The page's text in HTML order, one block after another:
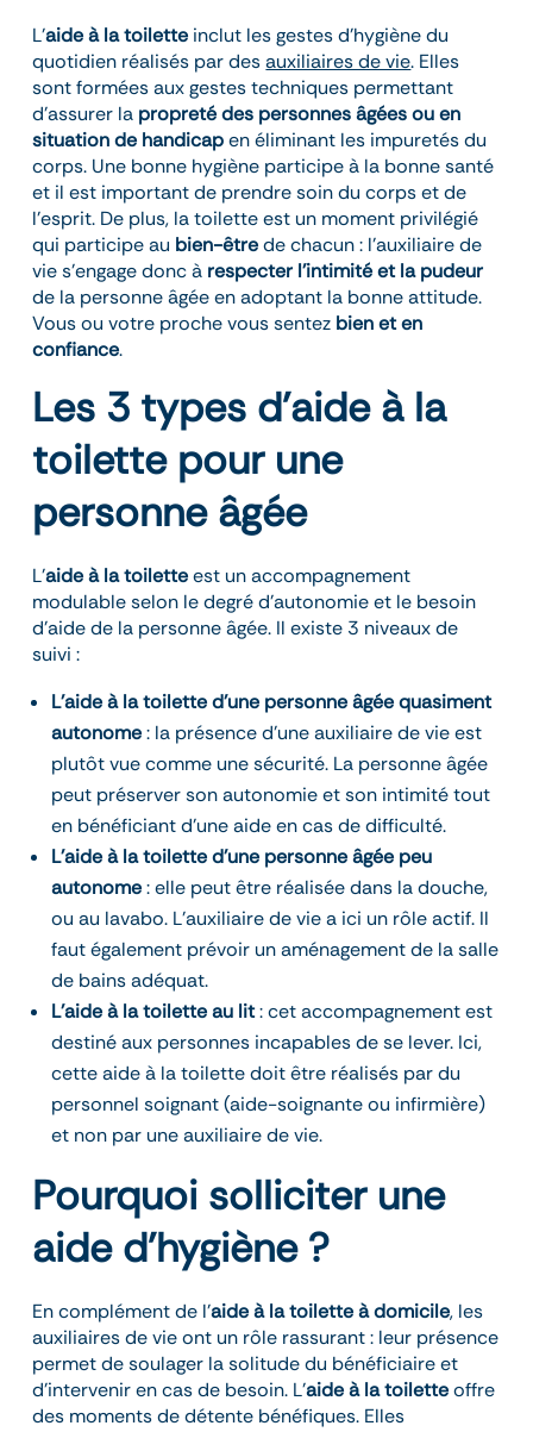
L’aide à la toilette inclut les gestes d’hygiène du
quotidien réalisés par desauxiliaires de vie. Elles
sont formées aux gestes techniques permettant
d’assurer la propreté des personnes âgées ou en
situation de handicapen éliminant les impuretés du
corps. Une bonne hygiène participe à la bonne santé
et il est important de prendre soin du corps et de
l’esprit. De plus, la toilette est un moment privilégié
qui participe au bien-êtrede chacun : l’auxiliaire de
vie s’engage donc à respecter l’intimité et la pudeur
de la personne âgée en adoptant la bonne attitude.
Vous ou votre proche vous sentez bien et en
confiance.
Les 3 types d’aide à la
toilette pour une
personne âgée
L’aide à la toiletteest un accompagnement
modulable selon le degré d’autonomie et le besoin
d’aide de la personne âgée. Il existe 3 niveaux de
suivi :
L’aide à la toilette d’une personne âgée quasiment
autonome: la présence d’une auxiliaire de vie est
plutôt vue comme une sécurité. La personne âgée
peut préserver son autonomie et son intimité tout
en bénéficiant d’une aide en cas de difficulté.
L’aide à la toilette d’une personne âgée peu
autonome: elle peut être réalisée dans la douche,
ou au lavabo. L’auxiliaire de vie a ici un rôle actif. Il
faut également prévoir un aménagement de la salle
de bains adéquat.
L’aide à la toilette au lit: cet accompagnement est
destiné aux personnes incapables de se lever. Ici,
cette aide à la toilette doit être réalisés par du
personnel soignant (aide-soignante ou infirmière)
et non par une auxiliaire de vie.
Pourquoi solliciter une
aide d’hygiène ?
En complément de l’aide à la toilette à domicile, les
auxiliaires de vie ont un rôle rassurant : leur présence
permet de soulager la solitude du bénéficiaire et
d’intervenir en cas de besoin. L’aide à la toiletteoffre
des moments de détente bénéfiques. Elles